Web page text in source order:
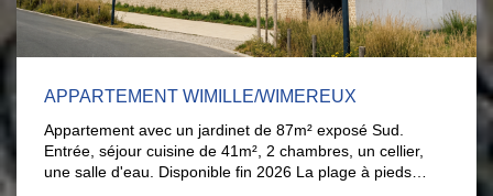
APPARTEMENT WIMILLE/WIMEREUX
Appartement avec un jardinet de 87m² exposé Sud.
Entrée, séjour cuisine de 41m², 2 chambres, un cellier,
une salle d'eau. Disponible fin 2026 La plage à pieds